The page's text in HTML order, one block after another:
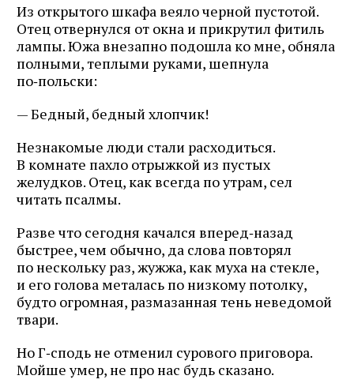
Из открытого шкафа веяло черной пустотой.
Отец отвернулся от окна и прикрутил фитиль
лампы. Южа внезапно подошла ко мне, обняла
полными, теплыми руками, шепнула
по‑польски:
— Бедный, бедный хлопчик!
Незнакомые люди стали расходиться.
В комнате пахло отрыжкой из пустых
желудков. Отец, как всегда по утрам, сел
читать псалмы.
Разве что сегодня качался вперед‑назад
быстрее, чем обычно, да слова повторял
по нескольку раз, жужжа, как муха на стекле,
и его голова металась по низкому потолку,
будто огромная, размазанная тень неведомой
твари.
Но Г‑сподь не отменил сурового приговора.
Мойше умер, не про нас будь сказано.